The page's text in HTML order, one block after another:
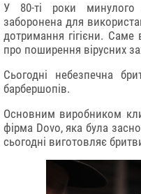
У 80-ті роки минулого
заборонена для
дотримання гігієни. Саме
про поширення вірусних
Сьогодні небезпечна
барбершопів.
Основним виробником
фірма Dovo, яка була
сьогодні виготовляє